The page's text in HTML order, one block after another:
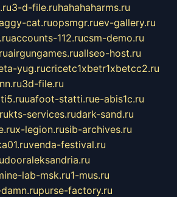
3-d-file.ruhahahaharms.ru
cat.ruopsmgr.ruev-gallery.ru
accounts-112.rucsm-demo.ru
airgungames.ruallseo-host.ru
yug.rucricetc1xbetr1xbetcc2.ru
3d-file.ru
uafoot-statti.rue-abis1c.ru
kts-services.rudark-sand.ru
x-legion.rusib-archives.ru
venda-festival.ru
dooraleksandria.ru
lab-msk.ru1-mus.ru
purse-factory.ru